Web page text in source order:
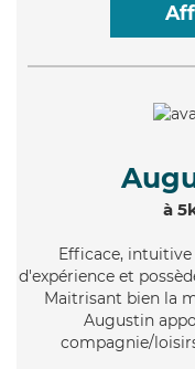
à
Efficace, intuitive
d'expérience et
Maitrisant bien la
Augustin
compagnie/